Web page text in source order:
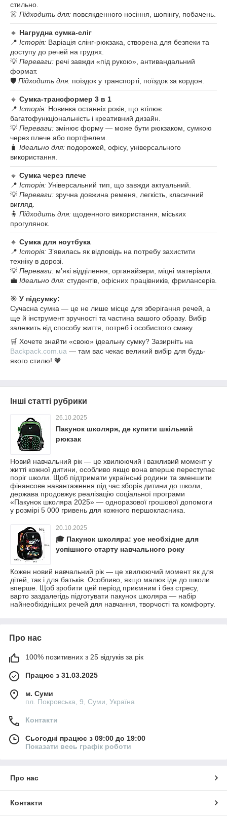
стильно.
👗 Підходить для: повсякденного носіння, шопінгу, побачень.
🔸 Нагрудна сумка-сліг
📍 Історія: Варіація слінг-рюкзака, створена для безпеки та
доступу до речей на грудях.
💡 Переваги: речі завжди «під рукою», антивандальний
формат.
🛡️ Підходить для: поїздок у транспорті, поїздок за кордон.
🔸 Сумка-трансформер 3 в 1
📍 Історія: Новинка останніх років, що втілює
багатофункціональність і креативний дизайн.
💡 Переваги: змінює форму — може бути рюкзаком, сумкою
через плече або портфелем.
🧳 Ідеально для: подорожей, офісу, універсального
використання.
🔸 Сумка через плече
📍 Історія: Універсальний тип, що завжди актуальний.
💡 Переваги: зручна довжина ременя, легкість, класичний
вигляд.
🧍 Підходить для: щоденного використання, міських
прогулянок.
🔸 Сумка для ноутбука
📍 Історія: З’явилась як відповідь на потребу захистити
техніку в дорозі.
💡 Переваги: м’які відділення, органайзери, міцні матеріали.
💼 Ідеально для: студентів, офісних працівників, фрилансерів.
🎯 У підсумку:
Сучасна сумка — це не лише місце для зберігання речей, а
ще й інструмент зручності та частина вашого образу. Вибір
залежить від способу життя, потреб і особистого смаку.
🛒 Хочете знайти «свою» ідеальну сумку? Зазирніть на
Backpack.com.ua — там вас чекає великий вибір для будь-
якого стилю! 🧡
Інші статті рубрики
26.10.2025
Пакунок школяря, де купити шкільний
рюкзак
Новий навчальний рік — це хвилюючий і важливий момент у
житті кожної дитини, особливо якщо вона вперше переступає
поріг школи. Щоб підтримати українські родини та зменшити
фінансове навантаження під час зборів дитини до школи,
держава продовжує реалізацію соціальної програми
«Пакунок школяра 2025» — одноразової грошової допомоги
у розмірі 5 000 гривень для кожного першокласника.
20.10.2025
🎓 Пакунок школяра: усе необхідне для
успішного старту навчального року
Кожен новий навчальний рік — це хвилюючий момент як для
дітей, так і для батьків. Особливо, якщо малюк іде до школи
вперше. Щоб зробити цей період приємним і без стресу,
варто заздалегідь підготувати пакунок школяра — набір
найнеобхідніших речей для навчання, творчості та комфорту.
Про нас
100% позитивних з 25 відгуків за рік
Працює з 31.03.2025
м. Суми
пл. Покровська, 9, Суми, Україна
Контакти
Сьогодні працює з 09:00 до 19:00
Показати весь графік роботи
Про нас
Контакти